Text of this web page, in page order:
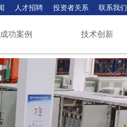
联系我们
投资者关系
人才招聘
成功案例 技术创新